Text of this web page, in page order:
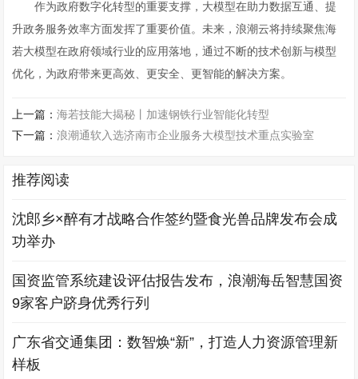
作为政府数字化转型的重要支撑，大模型在助力数据互通、提
升政务服务效率方面发挥了重要价值。未来，浪潮云将持续聚焦海
若大模型在政府领域行业的应用落地，通过不断的技术创新与模型
优化，为政府带来更高效、更安全、更智能的解决方案。
上一篇：海若技能大揭秘丨加速钢铁行业智能化转型
下一篇：浪潮通软入选济南市企业服务大模型技术重点实验室
推荐阅读
沈郎乡×醉有才战略合作签约暨食光兽品牌发布会成
功举办
国资监管系统建设评估报告发布，浪潮海岳智慧国资
9家客户跻身优秀行列
广东省交通集团：数智焕“新”，打造人力资源管理新
样板